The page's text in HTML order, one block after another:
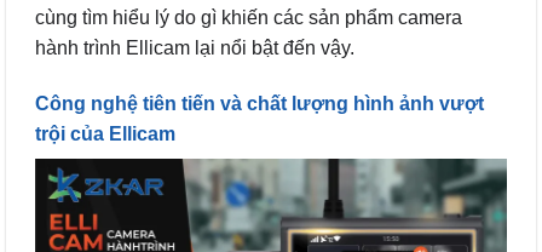
cùng tìm hiểu lý do gì khiến các sản phẩm camera
hành trình Ellicam lại nổi bật đến vậy.
Công nghệ tiên tiến và chất lượng hình ảnh vượt
trội của Ellicam